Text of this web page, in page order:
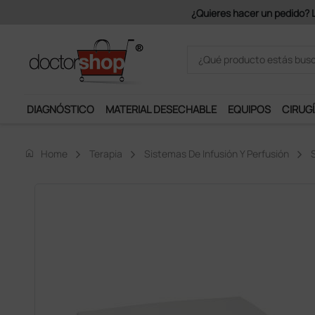
Únete al programa Ds Plus
DIAGNÓSTICO MATERIAL DESECHABLE EQUIPOS
home Home Terapia Sistemas De Infusión Y Perfusión